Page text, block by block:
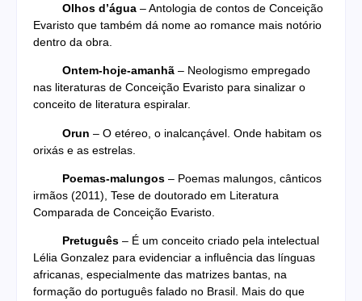
Olhos d’água – Antologia de contos de Conceição
Evaristo que também dá nome ao romance mais notório
dentro da obra.
Ontem-hoje-amanhã – Neologismo empregado
nas literaturas de Conceição Evaristo para sinalizar o
conceito de literatura espiralar.
Orun – O etéreo, o inalcançável. Onde habitam os
orixás e as estrelas.
Poemas-malungos – Poemas malungos, cânticos
irmãos (2011), Tese de doutorado em Literatura
Comparada de Conceição Evaristo.
Pretuguês – É um conceito criado pela intelectual
Lélia Gonzalez para evidenciar a influência das línguas
africanas, especialmente das matrizes bantas, na
formação do português falado no Brasil. Mais do que